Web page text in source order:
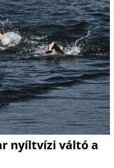
nyíltvízi váltó a